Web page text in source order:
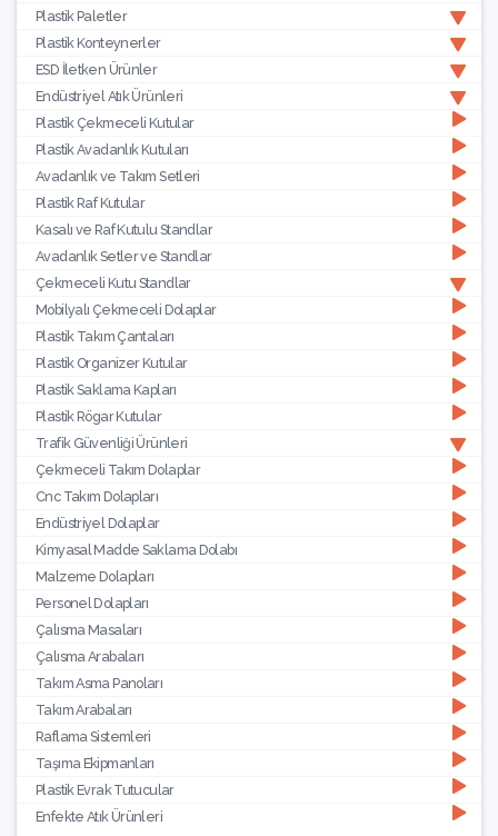
Plastik Paletler
Plastik Konteynerler
ESD İletken Ürünler
Endüstriyel Atık Ürünleri
Plastik Çekmeceli Kutular
Plastik Avadanlık Kutuları
Avadanlık ve Takım Setleri
Plastik Raf Kutular
Kasalı ve Raf Kutulu Standlar
Avadanlık Setler ve Standlar
Çekmeceli Kutu Standlar
Mobilyalı Çekmeceli Dolaplar
Plastik Takım Çantaları
Plastik Organizer Kutular
Plastik Saklama Kapları
Plastik Rögar Kutular
Trafik Güvenliği Ürünleri
Çekmeceli Takım Dolaplar
Cnc Takım Dolapları
Endüstriyel Dolaplar
Kimyasal Madde Saklama Dolabı
Malzeme Dolapları
Personel Dolapları
Çalısma Masaları
Çalısma Arabaları
Takım Asma Panoları
Takım Arabaları
Raflama Sistemleri
Taşıma Ekipmanları
Plastik Evrak Tutucular
Enfekte Atık Ürünleri